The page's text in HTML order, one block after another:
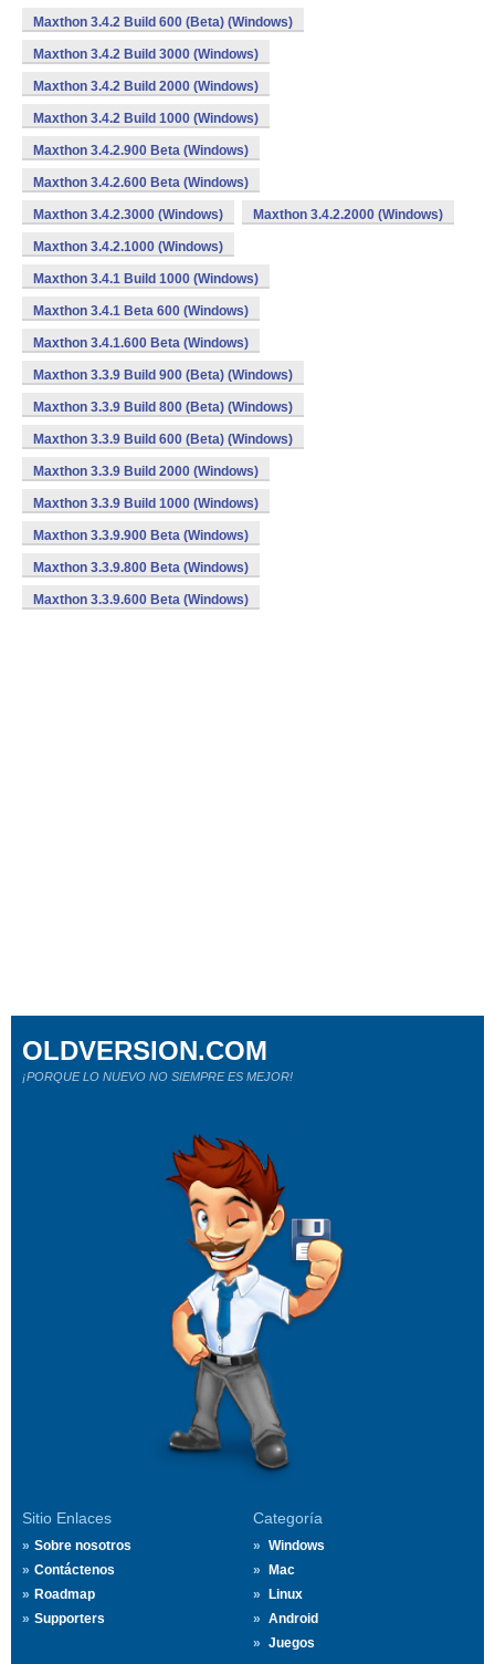
Maxthon 3.4.2 Build 600 (Beta) (Windows)
Maxthon 3.4.2 Build 3000 (Windows)
Maxthon 3.4.2 Build 2000 (Windows)
Maxthon 3.4.2 Build 1000 (Windows)
Maxthon 3.4.2.900 Beta (Windows)
Maxthon 3.4.2.600 Beta (Windows)
Maxthon 3.4.2.3000 (Windows) Maxthon 3.4.2.2000 (Windows)
Maxthon 3.4.2.1000 (Windows)
Maxthon 3.4.1 Build 1000 (Windows)
Maxthon 3.4.1 Beta 600 (Windows)
Maxthon 3.4.1.600 Beta (Windows)
Maxthon 3.3.9 Build 900 (Beta) (Windows)
Maxthon 3.3.9 Build 800 (Beta) (Windows)
Maxthon 3.3.9 Build 600 (Beta) (Windows)
Maxthon 3.3.9 Build 2000 (Windows)
Maxthon 3.3.9 Build 1000 (Windows)
Maxthon 3.3.9.900 Beta (Windows)
Maxthon 3.3.9.800 Beta (Windows)
Maxthon 3.3.9.600 Beta (Windows)
Sitio Enlaces
Sobre nosotros
Contáctenos
Roadmap
Supporters
Categoría
Windows
Mac
Linux
Android
Juegos
OLDVERSION.COM
¡PORQUE LO NUEVO NO SIEMPRE ES MEJOR!